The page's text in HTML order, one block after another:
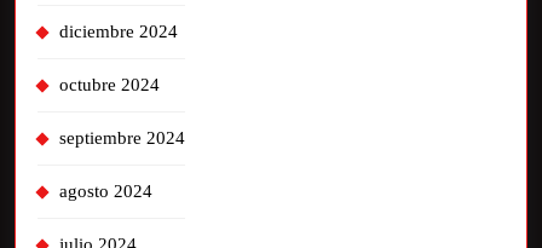
diciembre 2024
octubre 2024
septiembre 2024
agosto 2024